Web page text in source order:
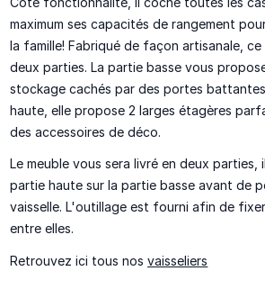
maximum ses capacités de rangement
la famille! Fabriqué de façon artisanale,
deux parties. La partie basse vous
stockage cachés par des portes
haute, elle propose 2 larges étagères
des accessoires de déco.
Le meuble vous sera livré en deux parties,
partie haute sur la partie basse avant de
vaisselle. L'outillage est fourni afin de
entre elles.
Retrouvez ici tous nosvaisseliers